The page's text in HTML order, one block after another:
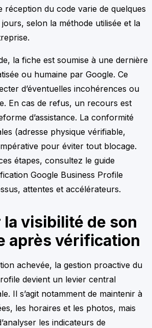
réception du code varie de quelques
selon la méthode utilisée et la
la fiche est soumise à une dernière
ou humaine par Google. Ce
d’éventuelles incohérences ou
En cas de refus, un recours est
d’assistance. La conformité
(adresse physique vérifiable,
pour éviter tout blocage.
étapes, consultez le guide
Google Business Profile
attentes et accélérateurs.
visibilité de son
après vérification
achevée, la gestion proactive du
devient un levier central
Il s’agit notamment de maintenir à
les horaires et les photos, mais
les indicateurs de